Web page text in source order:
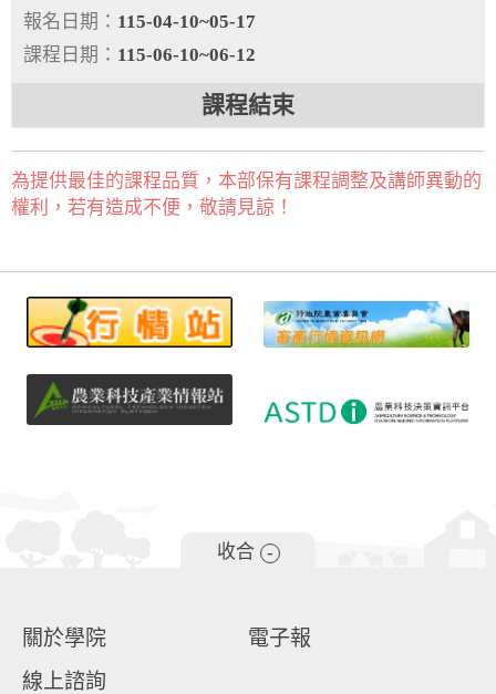
課程結束
報名日期： 115-04-10~05-17
課程日期： 115-06-10~06-12
為提供最佳的課程品質，本部保有課程調整及講師異動的
權利，若有造成不便，敬請見諒！
收合 -
關於學院
電子報
線上諮詢